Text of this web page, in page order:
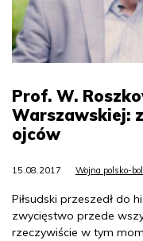
Prof. W.
Warszawskiej:
ojców
15.08.2017 Wojna polsko-
Piłsudski przeszedł do
zwycięstwo przede
rzeczywiście w tym